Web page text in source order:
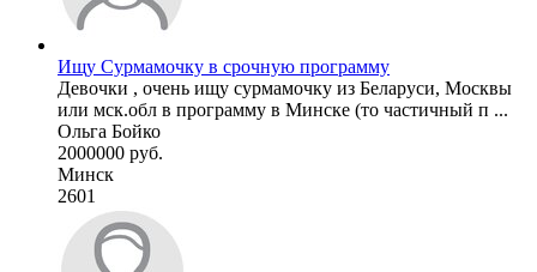
Ищу Сурмамочку в срочную программу
Девочки , очень ищу сурмамочку из Беларуси, Москвы
или мск.обл в программу в Минске (то частичный п ...
Ольга Бойко
2000000 руб.
Минск
2601